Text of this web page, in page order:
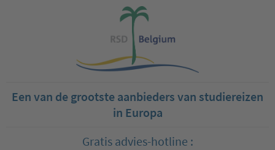
Een van de grootste aanbieders van studiereizen
in Europa
Gratis advies-hotline :